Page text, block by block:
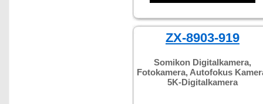
ZX-8903-919
Somikon Digitalkamera,
Fotokamera, Autofokus
5K-Digitalkamera